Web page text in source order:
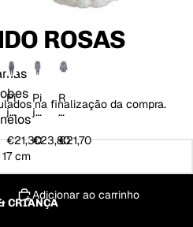
a
Y
a
n
dr
a
a
ç
õ
s
A
p
ol
Pi
ja
m
a
M
a
c
€21,30
Pi
ja
a
a
c
€23,80
R
o
e
F
e
€21,70
CRIANÇA
ROSAS
na finalização da compra.
17 cm
Adicionar ao carrinho